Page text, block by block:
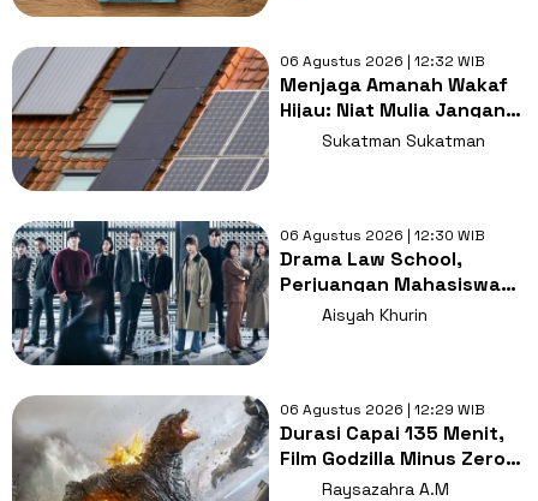
06 Agustus 2026 | 12:32 WIB
Menjaga Amanah Wakaf
Hijau: Niat Mulia Jangan
Mangkrak di Atap Masjid
Sukatman Sukatman
06 Agustus 2026 | 12:30 WIB
Drama Law School,
Perjuangan Mahasiswa
Hukum Membongkar
Aisyah Khurin
06 Agustus 2026 | 12:29 WIB
Durasi Capai 135 Menit,
Film Godzilla Minus Zero
Pecahkan Rekor
Raysazahra A.M